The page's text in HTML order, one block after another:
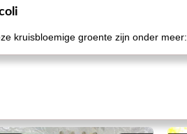
kruisbloemige groente zijn onder meer: